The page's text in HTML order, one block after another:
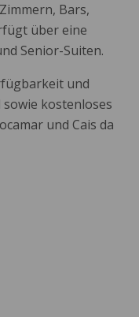
Bars,
über eine
Senior-Suiten.
und
kostenloses
und Cais da